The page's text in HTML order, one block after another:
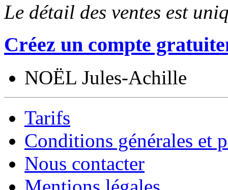
Le détail des ventes est
Créez un compte
NOËL Jules-Achille
Tarifs
Conditions générales et
Nous contacter